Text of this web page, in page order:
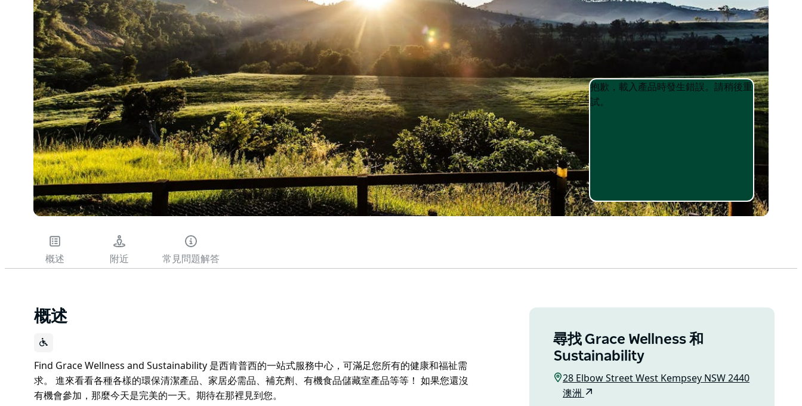
Product
List
Product
List
抱歉，載入產品時發生錯誤。請稍後重
試。
概述 附近 常見問題解答
概述
Find Grace Wellness and Sustainability 是西肯普西的一站式服務中心，可滿足您所有的健康和福祉需
求。 進來看看各種各樣的環保清潔產品、家居必需品、補充劑、有機食品儲藏室產品等等！ 如果您還沒
有機會參加，那麼今天是完美的一天。期待在那裡見到您。
尋找 Grace Wellness 和
Sustainability
28 Elbow Street West Kempsey NSW 2440
澳洲